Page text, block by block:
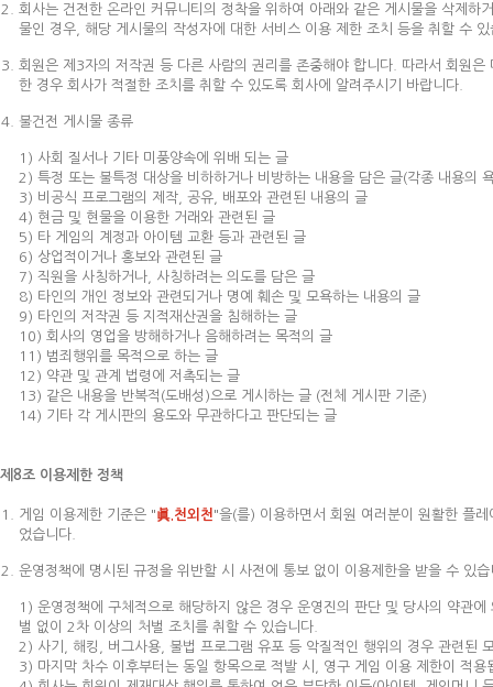
회사는 건전한 온라인 커뮤니티의 정착을 위하여 아래와 같은 게시물을 삭제
물인 경우, 해당 게시물의 작성자에 대한 서비스 이용 제한 조치 등을 취할 수 있
회원은 제3자의 저작권 등 다른 사람의 권리를 존중해야 합니다. 따라서 회원
한 경우 회사가 적절한 조치를 취할 수 있도록 회사에 알려주시기 바랍니다.
불건전 게시물 종류
1) 사회 질서나 기타 미풍양속에 위배 되는 글
2) 특정 또는 불특정 대상을 비하하거나 비방하는 내용을 담은 글(각종 내용의
3) 비공식 프로그램의 제작, 공유, 배포와 관련된 내용의 글
4) 현금 및 현물을 이용한 거래와 관련된 글
5) 타 게임의 계정과 아이템 교환 등과 관련된 글
6) 상업적이거나 홍보와 관련된 글
7) 직원을 사칭하거나, 사칭하려는 의도를 담은 글
8) 타인의 개인 정보와 관련되거나 명예 훼손 및 모욕하는 내용의 글
9) 타인의 저작권 등 지적재산권을 침해하는 글
10) 회사의 영업을 방해하거나 음해하려는 목적의 글
11) 범죄행위를 목적으로 하는 글
12) 약관 및 관계 법령에 저촉되는 글
13) 같은 내용을 반복적(도배성)으로 게시하는 글 (전체 게시판 기준)
14) 기타 각 게시판의 용도와 무관하다고 판단되는 글
제8조 이용제한 정책
게임 이용제한 기준은 "眞.천외천"을(를) 이용하면서 회원 여러분이 원활한 플
었습니다.
운영정책에 명시된 규정을 위반할 시 사전에 통보 없이 이용제한을 받을 수 있습
1) 운영정책에 구체적으로 해당하지 않은 경우 운영진의 판단 및 당사의 약관
벌 없이 2차 이상의 처벌 조치를 취할 수 있습니다.
2) 사기, 해킹, 버그사용, 불법 프로그램 유포 등 악질적인 행위의 경우 관련된
3) 마지막 차수 이후부터는 동일 항목으로 적발 시, 영구 게임 이용 제한이 적용